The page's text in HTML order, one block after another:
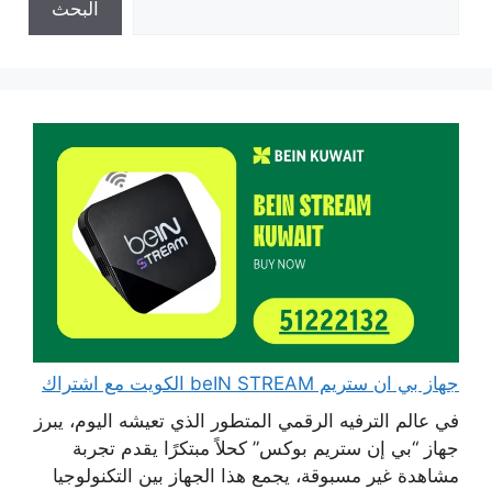
البحث
جهاز بي ان ستريم beIN STREAM الكويت مع اشتراك
في عالم الترفيه الرقمي المتطور الذي تعيشه اليوم، يبرز
جهاز “بي إن ستريم بوكس” كحلاً مبتكرًا يقدم تجربة
مشاهدة غير مسبوقة، يجمع هذا الجهاز بين التكنولوجيا